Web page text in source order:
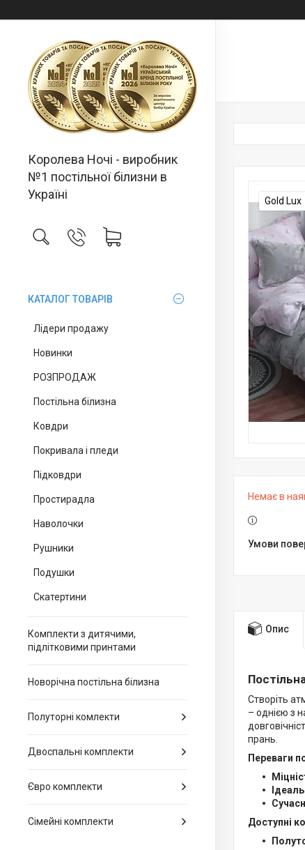
Королева Ночі - виробник
№1 постільної білизни в
Україні
КАТАЛОГ ТОВАРІВ
Лідери продажу
Новинки
РОЗПРОДАЖ
Постільна білизна
Ковдри
Покривала і пледи
Підковдри
Простирадла
Наволочки
Рушники
Подушки
Скатертини
Комплекти з дитячими,
підлітковими принтами
Новорічна постільна білизна
Полуторні комлекти
Двоспальні комплекти
Євро комплекти
Сімейні комплекти
Gold Lux
Немає в
Опис
Створіть
– однією з
прань.
Переваги
Доступні